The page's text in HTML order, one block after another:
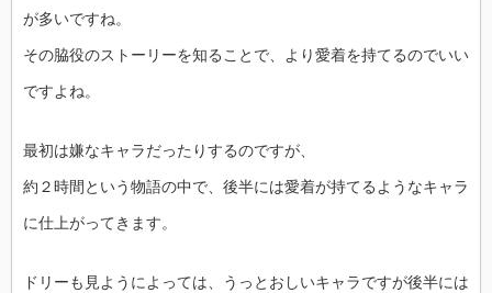
が多いですね。
その脇役のストーリーを知ることで、より愛着を持てるのでいい
ですよね。
最初は嫌なキャラだったりするのですが、
約２時間という物語の中で、後半には愛着が持てるようなキャラ
に仕上がってきます。
ドリーも見ようによっては、うっとおしいキャラですが後半には